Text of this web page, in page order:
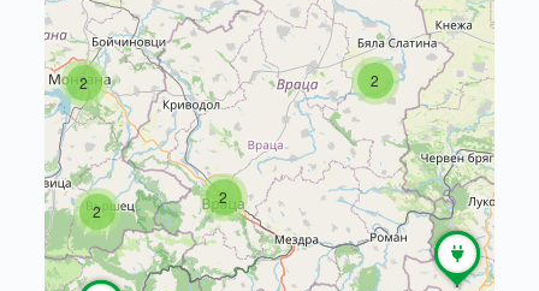
2
2
2
2